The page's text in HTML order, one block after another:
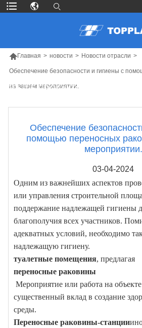
Главная > новости > Новости отрасли >
Обеспечение безопасности и гигиены с
на вашем мероприятии.
БОЛЬШЕ ПРОДУКТОВ
Обеспечение
помощью переносных
мероприятии.
03-04-2024
Одним из важнейших аспектов
или управления строительной
поддержание надлежащей гигиены
благополучия всех участников.
адекватных условий, необходимо
надлежащую гигиену.
туалетные помещения, предлагая
переносные раковины
Мероприятие или работа на
существенный вклад в создание
среды.
Переносные раковины-станции